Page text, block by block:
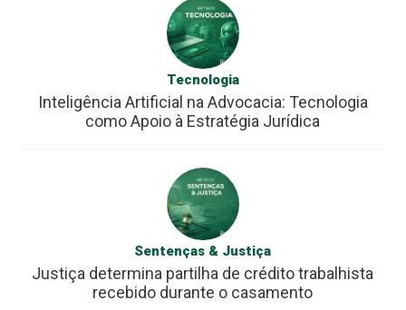
Tecnologia
Inteligência Artificial na Advocacia: Tecnologia
como Apoio à Estratégia Jurídica
Sentenças & Justiça
Justiça determina partilha de crédito trabalhista
recebido durante o casamento